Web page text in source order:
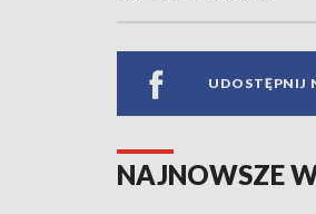
UDOSTĘPNIJ
NAJNOWSZE